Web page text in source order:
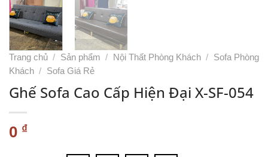
Trang chủ / Sản phẩm / Nội Thất Phòng Khách /
Sofa Phòng
Khách / Sofa Giá Rẻ
Ghế Sofa Cao Cấp Hiện Đại X-SF-054
0 ₫